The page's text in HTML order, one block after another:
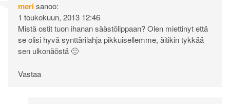
merisanoo:
1 toukokuun, 2013 12:46
Mistä ostit tuon ihanan säästölippaan? Olen miettinyt että
se olisi hyvä synttärilahja pikkuisellemme, äitikin tykkää
sen ulkonäöstä 🙂
Vastaa